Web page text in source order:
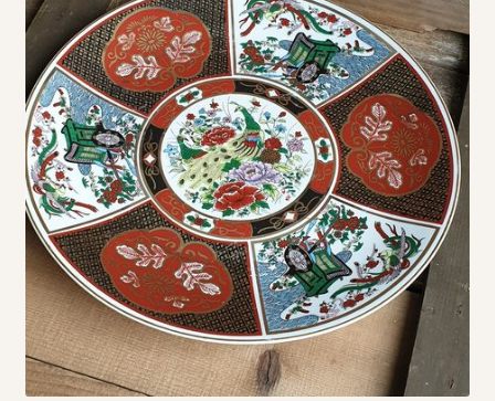
Vintage boeken en strips
Kerst